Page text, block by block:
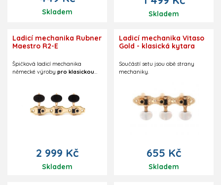
Skladem Skladem
Ladicí mechanika Rubner
Maestro R2-E
Špičková ladicí mechanika
německé výroby pro klasickou
konstantní odpor mechaniky a
tedy zvyšuje její přesnost -
mechanika reaguje stále stejně, ať
strany mechaniky.
2 999 Kč
Skladem
Ladicí mechanika Vitaso
Gold - klasická kytara
Součástí setu jsou obě strany
mechaniky.
655 Kč
Skladem